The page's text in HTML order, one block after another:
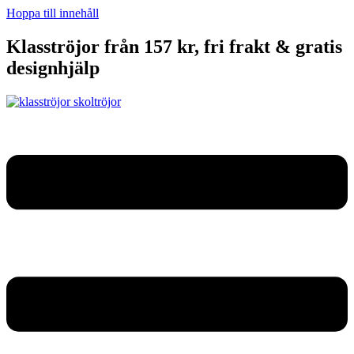
Hoppa till innehåll
Klasströjor från 157 kr, fri frakt & gratis
designhjälp